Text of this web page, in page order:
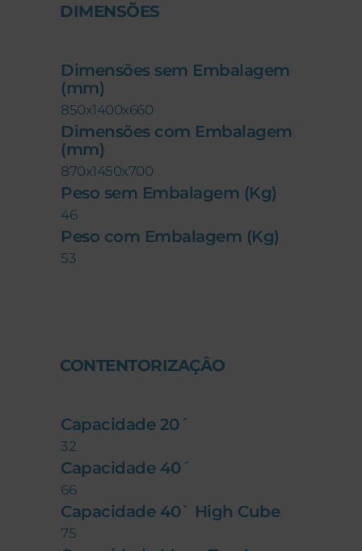
DIMENSÕES
Dimensões sem Embalagem
(mm)
850x1400x660
Dimensões com Embalagem
(mm)
870x1450x700
Peso sem Embalagem (Kg)
46
Peso com Embalagem (Kg)
53
CONTENTORIZAÇÂO
Capacidade 20´
32
Capacidade 40´
66
Capacidade 40` High Cube
75